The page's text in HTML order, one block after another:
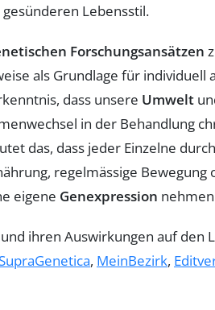
Lebensstil.
Forschungsansätzen
als Grundlage für individuell
dass unsere Umwelt
in der Behandlung
das, dass jeder Einzelne
regelmässige Bewegung
eigene Genexpression
ihren Auswirkungen auf den
, MeinBezirk,